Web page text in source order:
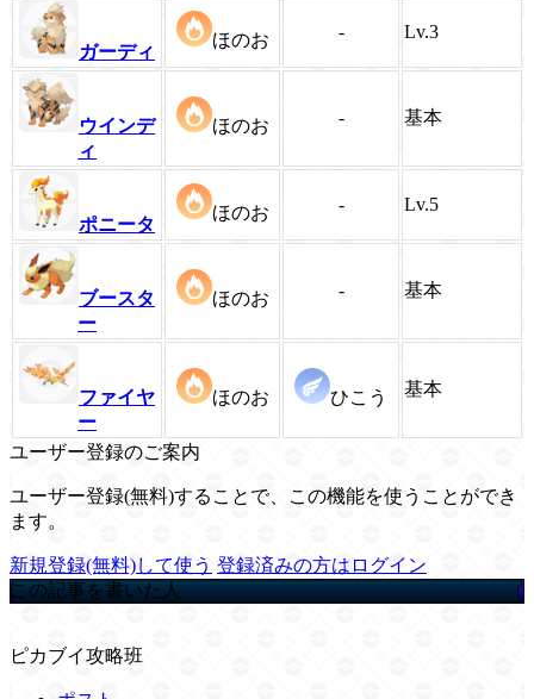
ガーディ
ほのお - Lv.3
ウインデ
ィ
ほのお - 基本
ポニータ
ほのお - Lv.5
ブースタ
ー
ほのお - 基本
ファイヤ
ー
ほのお ひこう 基本
ユーザー登録のご案内
ユーザー登録(無料)することで、この機能を使うことができ
ます。
新規登録(無料)して使う 登録済みの方はログイン
この記事を書いた人
ピカブイ攻略班